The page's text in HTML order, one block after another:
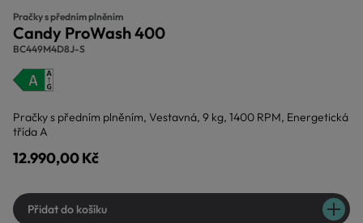
Pračky s předním plněním
Candy ProWash 400
BC449M4D8J-S
Pračky s předním plněním, Vestavná, 9 kg, 1400 RPM, Energetická
třída A
12.990,00 Kč
Přidat do košíku